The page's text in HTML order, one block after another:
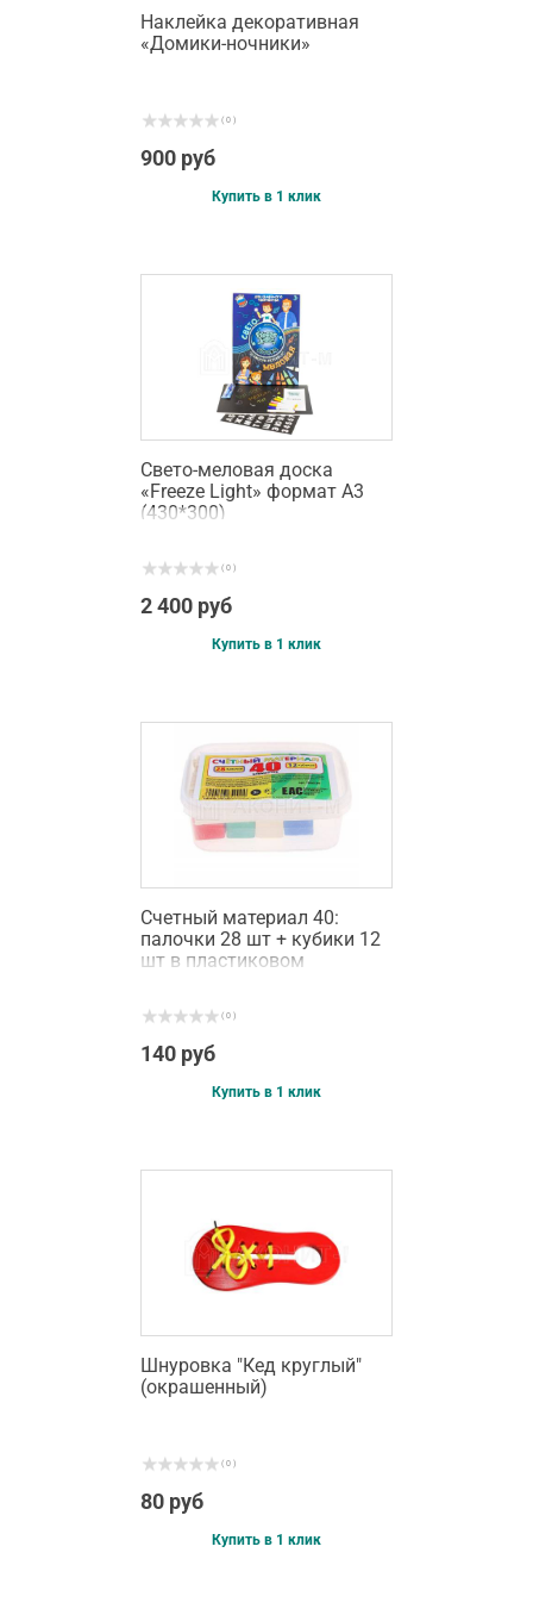
Наклейка декоративная
«Домики-ночники»
( 0 )
900 руб
Купить в 1 клик
Cвето-меловая доска
«Freeze Light» формат А3
(430*300)
( 0 )
2 400 руб
Купить в 1 клик
Счетный материал 40:
палочки 28 шт + кубики 12
шт в пластиковом
( 0 )
140 руб
Купить в 1 клик
Шнуровка "Кед круглый"
(окрашенный)
( 0 )
80 руб
Купить в 1 клик